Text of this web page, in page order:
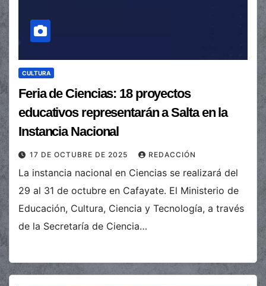
CULTURA
Feria de Ciencias: 18 proyectos
educativos representarán a Salta en la
Instancia Nacional
17 DE OCTUBRE DE 2025 REDACCIÓN
La instancia nacional en Ciencias se realizará del
29 al 31 de octubre en Cafayate. El Ministerio de
Educación, Cultura, Ciencia y Tecnología, a través
de la Secretaría de Ciencia…